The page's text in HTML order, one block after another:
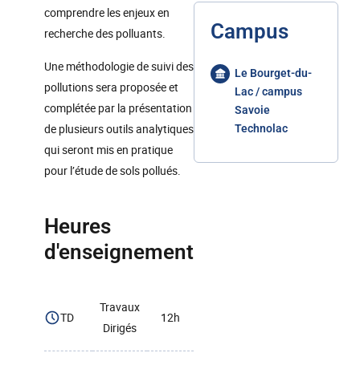
comprendre les enjeux en
recherche des polluants.
Une méthodologie de suivi des
pollutions sera proposée et
complétée par la présentation
de plusieurs outils analytiques
qui seront mis en pratique
pour l’étude de sols pollués.
Heures
d'enseignement
TD
Travaux
Dirigés
12h
Campus
Le Bourget-du-
Lac / campus
Savoie
Technolac